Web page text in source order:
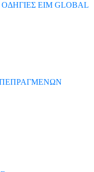
EIM GLOBAL
ΠΕΠΡΑΓΜΕΝΩΝ